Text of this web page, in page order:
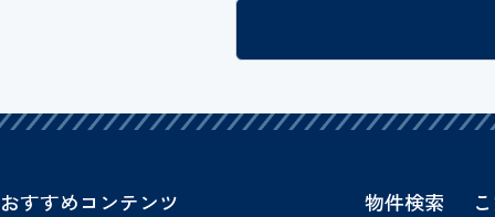
おすすめコンテンツ 物件検索